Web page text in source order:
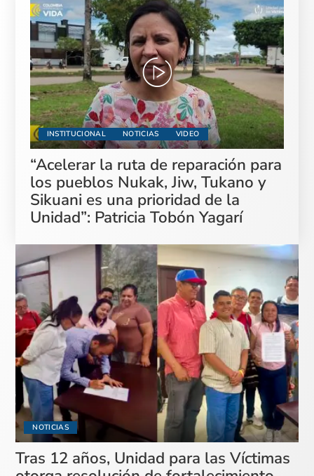
INSTITUCIONAL NOTICIAS VIDEO
“Acelerar la ruta de reparación para
los pueblos Nukak, Jiw, Tukano y
Sikuani es una prioridad de la
Unidad”: Patricia Tobón Yagarí
NOTICIAS
Tras 12 años, Unidad para las Víctimas